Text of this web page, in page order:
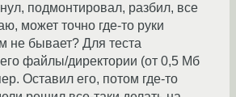
подмонтировал, разбил, все
может точно где-то руки
не бывает? Для теста
файлы/директории (от 0,5 Мб
Оставил его, потом где-то